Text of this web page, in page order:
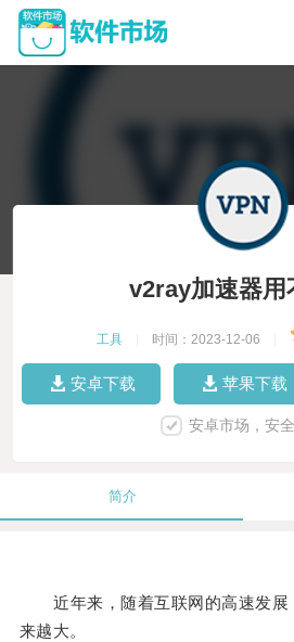
v2ray加速器用
工具 时间：2023-12-06
安卓下载 苹果下载
安卓市场，安
简介
近年来，随着互联网的高速发展
来越大。